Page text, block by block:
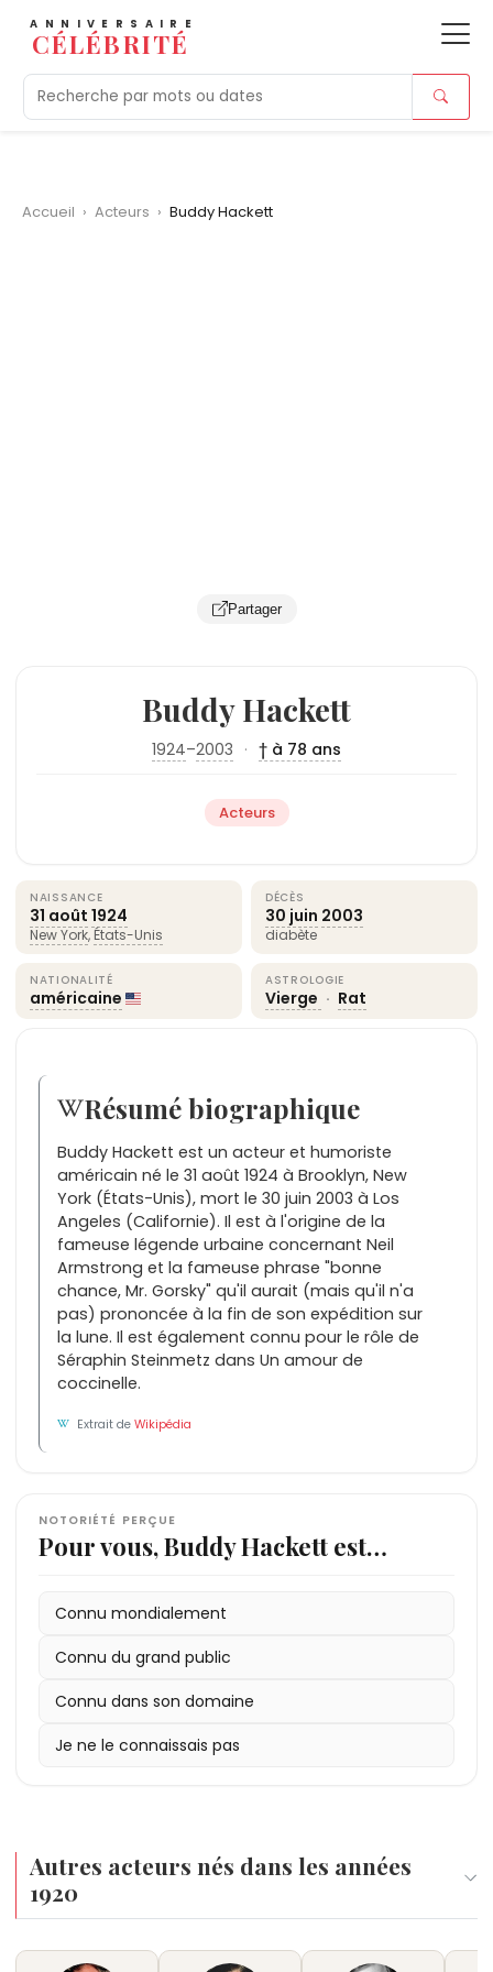
ANNIVERSAIRE
CÉLÉBRITÉ
Aujourd'hui Tendances Morts
Accueil › Acteurs › Buddy Hackett
Partager
Buddy Hackett
1924–2003 · † à 78 ans
Acteurs
NAISSANCE
31 août 1924
New York, États-Unis
DÉCÈS
30 juin 2003
diabète
NATIONALITÉ
américaine
ASTROLOGIE
Vierge · Rat
Résumé biographique
Buddy Hackett est un acteur et humoriste
américain né le 31 août 1924 à Brooklyn, New
York (États-Unis), mort le 30 juin 2003 à Los
Angeles (Californie). Il est à l'origine de la
fameuse légende urbaine concernant Neil
Armstrong et la fameuse phrase "bonne
chance, Mr. Gorsky" qu'il aurait (mais qu'il n'a
pas) prononcée à la fin de son expédition sur
la lune. Il est également connu pour le rôle de
Séraphin Steinmetz dans Un amour de
coccinelle.
Extrait deWikipédia
NOTORIÉTÉ PERÇUE
Pour vous, Buddy Hackett est…
Connu mondialement
Connu du grand public
Connu dans son domaine
Je ne le connaissais pas
Autres acteurs nés dans les années
1920